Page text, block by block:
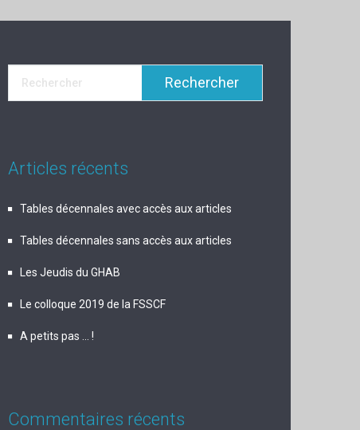
Articles récents
Tables décennales avec accès aux articles
Tables décennales sans accès aux articles
Les Jeudis du GHAB
Le colloque 2019 de la FSSCF
A petits pas … !
Commentaires récents